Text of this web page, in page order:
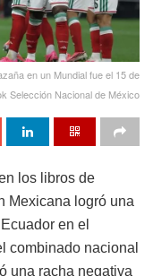
en un Mundial fue el 15 de
Selección Nacional de México
los libros de
Mexicana logró una
en el
combinado nacional
una racha negativa